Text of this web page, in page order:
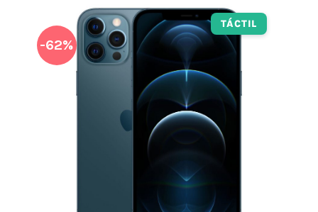
TÁCTIL
-62%